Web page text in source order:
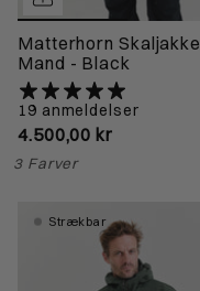
Matterhorn Skaljakke
Mand - Black
19 anmeldelser
4.500,00 kr
3 Farver
Strækbar